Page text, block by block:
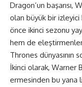
Dragon’un başarısı,
olan büyük bir
önce ikinci sezonu
hem de
Thrones dünyasının
İkinci olarak, Warner
ermesinden bu